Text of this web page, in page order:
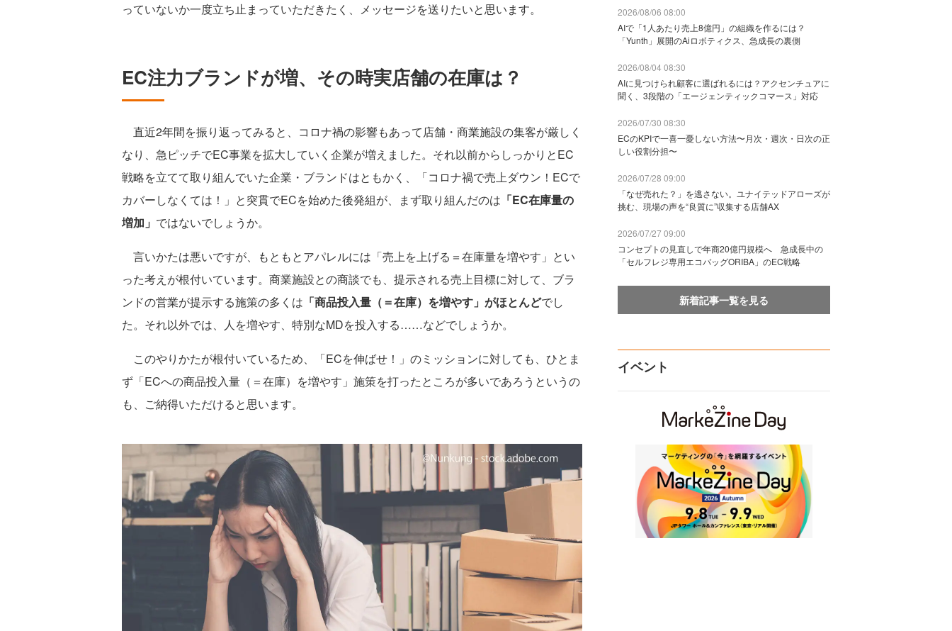
っていないか一度立ち止まっていただきたく、メッセージを送りたいと思います。
EC注力ブランドが増、その時実店舗の在庫は？
直近2年間を振り返ってみると、コロナ禍の影響もあって店舗・商業施設の集客が厳しく
なり、急ピッチでEC事業を拡大していく企業が増えました。それ以前からしっかりとEC
戦略を立てて取り組んでいた企業・ブランドはともかく、「コロナ禍で売上ダウン！ECで
カバーしなくては！」と突貫でECを始めた後発組が、まず取り組んだのは 「EC在庫量の
増加」 ではないでしょうか。
言いかたは悪いですが、もともとアパレルには「売上を上げる＝在庫量を増やす」とい
った考えが根付いています。商業施設との商談でも、提示される売上目標に対して、ブラ
ンドの営業が提示する施策の多くは 「商品投入量（＝在庫）を増やす」がほとんどでし
た。それ以外では、人を増やす、特別なMDを投入する……などでしょうか。
このやりかたが根付いているため、「ECを伸ばせ！」のミッションに対しても、ひとま
ず「ECへの商品投入量（＝在庫）を増やす」施策を打ったところが多いであろうというの
も、ご納得いただけると思います。
2026/08/06 08:00
AIで「1人あたり売上8億円」の組織を作るには？
「Yunth」展開のAiロボティクス、急成長の裏側
2026/08/04 08:30
AIに見つけられ顧客に選ばれるには？アクセンチュアに
聞く、3段階の「エージェンティックコマース」対応
2026/07/30 08:30
ECのKPIで一喜一憂しない方法〜月次・週次・日次の正
しい役割分担〜
2026/07/28 09:00
「なぜ売れた？」を逃さない。ユナイテッドアローズが
挑む、現場の声を“良質に”収集する店舗AX
2026/07/27 09:00
コンセプトの見直しで年商20億円規模へ 急成長中の
「セルフレジ専用エコバッグORIBA」のEC戦略
新着記事一覧を見る
イベント